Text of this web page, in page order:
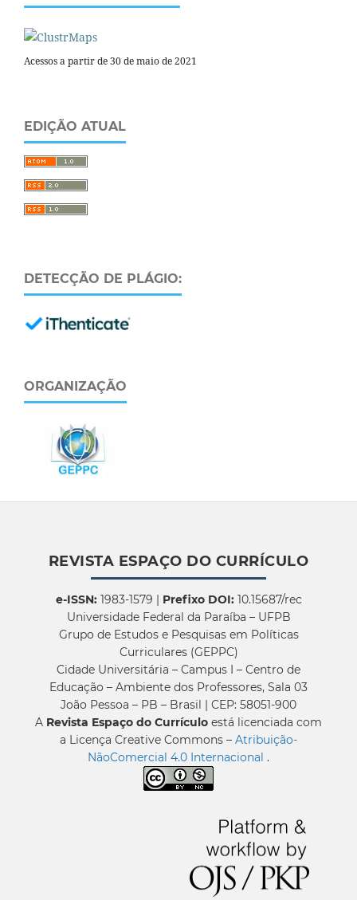
Acessos a partir de 30 de maio de 2021
EDIÇÃO ATUAL
DETECÇÃO DE PLÁGIO:
ORGANIZAÇÃO
REVISTA ESPAÇO DO CURRÍCULO
e-ISSN:1983-1579 | Prefixo DOI:10.15687/rec
Universidade Federal da Paraíba – UFPB
Grupo de Estudos e Pesquisas em Políticas
Curriculares (GEPPC)
Cidade Universitária – Campus I – Centro de
Educação – Ambiente dos Professores, Sala 03
João Pessoa – PB – Brasil | CEP: 58051-900
A Revista Espaço do Currículo está licenciada com
a Licença Creative Commons – Atribuição-
NãoComercial 4.0 Internacional .